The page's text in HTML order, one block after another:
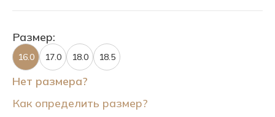
Размер:
16.0 17.0 18.0 18.5
Нет размера?
Как определить размер?